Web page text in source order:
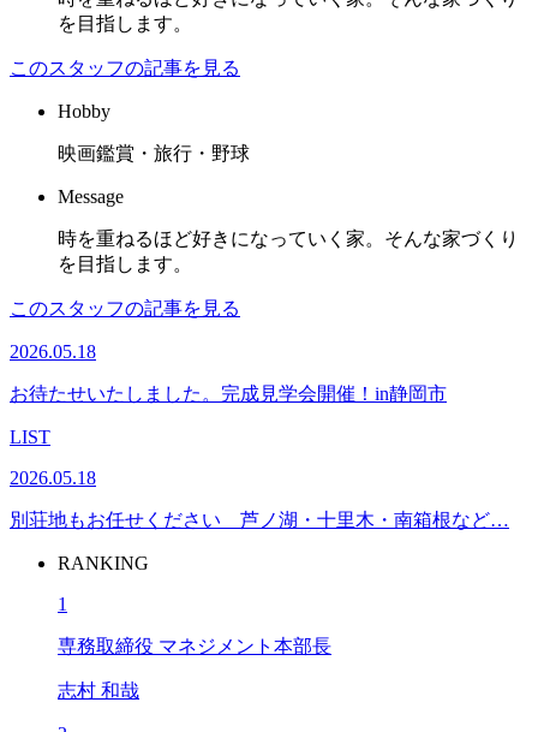
を目指します。
このスタッフの記事を見る
Hobby
映画鑑賞・旅行・野球
Message
時を重ねるほど好きになっていく家。そんな家づくり
を目指します。
このスタッフの記事を見る
2026.05.18
お待たせいたしました。完成見学会開催！in静岡市
LIST
2026.05.18
別荘地もお任せください 芦ノ湖・十里木・南箱根など…
RANKING
1
専務取締役 マネジメント本部長
志村 和哉